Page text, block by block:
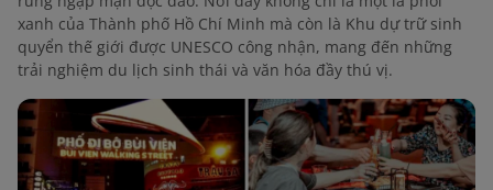
xanh của Thành phố Hồ Chí Minh mà còn là Khu dự trữ sinh
quyển thế giới được UNESCO công nhận, mang đến những
trải nghiệm du lịch sinh thái và văn hóa đầy thú vị.